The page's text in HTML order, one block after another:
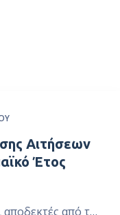
Αιτήσεων
Έτος
αποδεκτές από τ…